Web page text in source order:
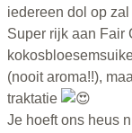
iedereen dol op zal
Super rijk aan Fair
(nooit aroma!!),
traktatie
Je hoeft ons heus